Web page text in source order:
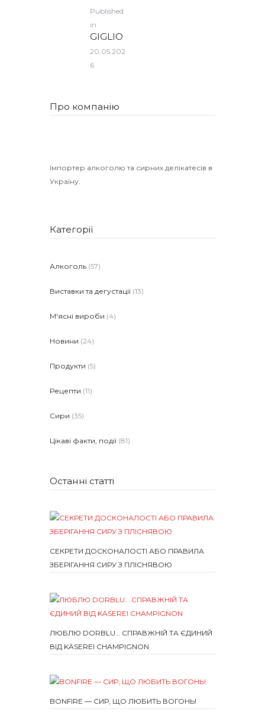
NAVIGATION
Published
in
post:
GIGLIO
20.05.202
6
Про компанію
Імпортер алкоголю та сирних делікатесів в
Україну.
Категорії
Алкоголь (57)
Виставки та дегустації (13)
М'ясні вироби (4)
Новини (24)
Продукти (5)
Рецепти (11)
Сири (35)
Цікаві факти, події (81)
Останні статті
СЕКРЕТИ ДОСКОНАЛОСТІ АБО ПРАВИЛА
ЗБЕРІГАННЯ СИРУ З ПЛІСНЯВОЮ
ЛЮБЛЮ DORBLU… СПРАВЖНІЙ ТА ЄДИНИЙ
ВІД KÄSEREI CHAMPIGNON
BONFIRE — СИР, ЩО ЛЮБИТЬ ВОГОНЬ!